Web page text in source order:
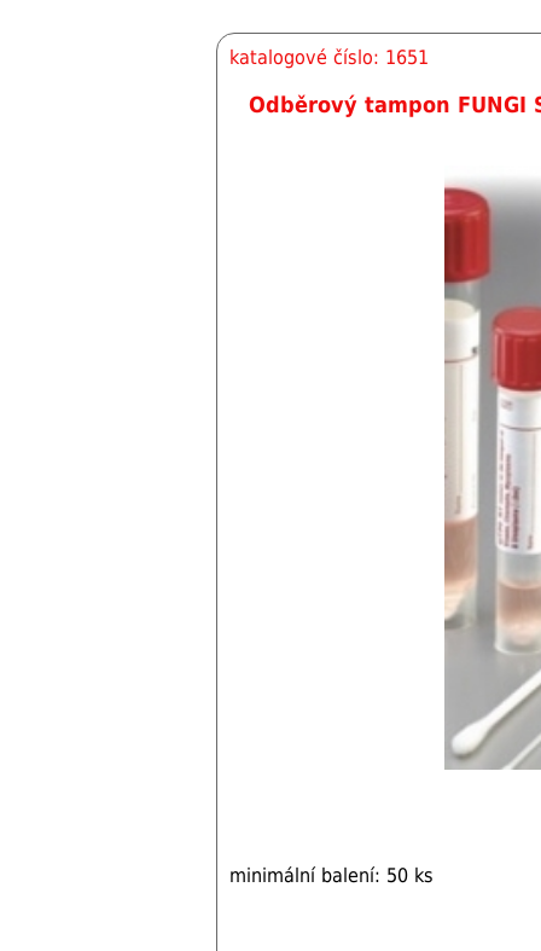
katalogové číslo: 1651
Odběrový tampon
minimální balení: 50 ks